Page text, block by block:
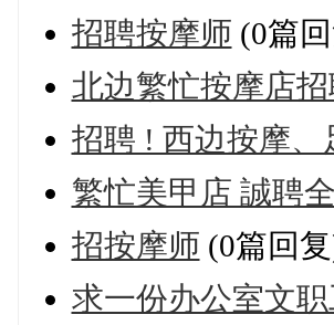
招聘按摩师 (0篇
北边繁忙按摩店
招聘 ! 西边按摩、
繁忙美甲店 誠聘
招按摩师 (0篇回
求一份办公室文